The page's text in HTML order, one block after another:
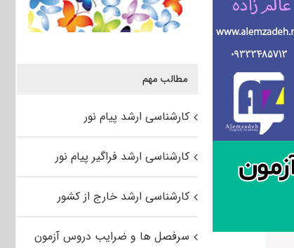
مطالب مهم
کارشناسی ارشد پیام نور
کارشناسی ارشد فراگیر پیام نور
کارشناسی ارشد خارج از کشور
سرفصل ها و ضرایب دروس آزمون